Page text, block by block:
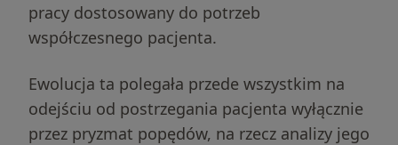
pracy dostosowany do potrzeb
współczesnego pacjenta.
Ewolucja ta polegała przede wszystkim na
odejściu od postrzegania pacjenta wyłącznie
przez pryzmat popędów, na rzecz analizy jego